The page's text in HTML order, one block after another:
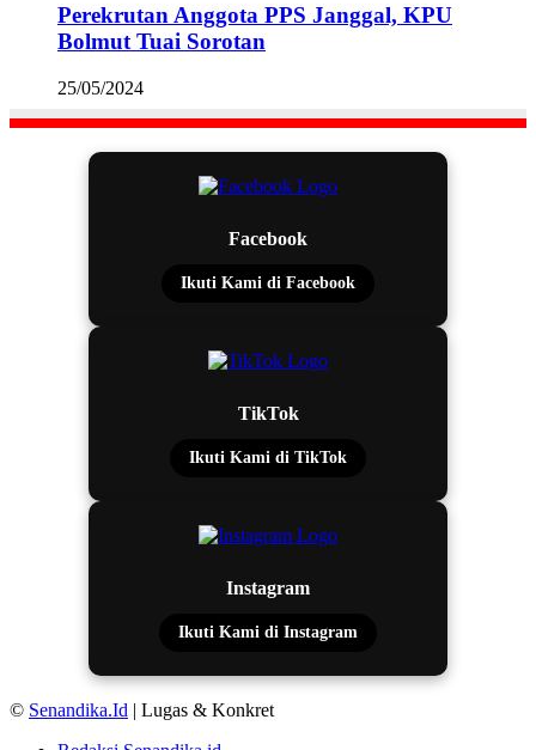
Perekrutan Anggota PPS Janggal, KPU
Bolmut Tuai Sorotan
25/05/2024
Facebook
Ikuti Kami di Facebook
TikTok
Ikuti Kami di TikTok
Instagram
Ikuti Kami di Instagram
© Senandika.Id | Lugas & Konkret